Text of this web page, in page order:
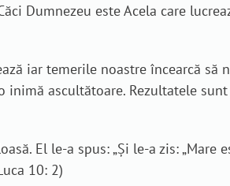
Dumnezeu este Acela care
iar temerile noastre încearcă să
ascultătoare. Rezultatele
El le-a spus: „Şi le-a zis: „Mare
10: 2)